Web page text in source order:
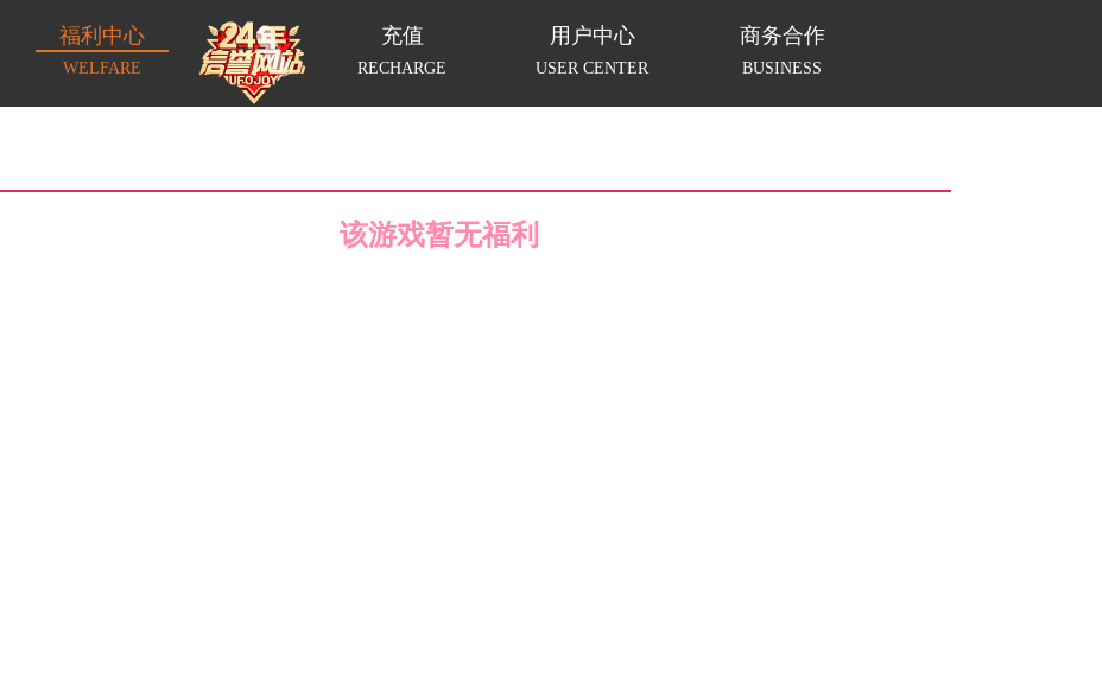
福利中心
WELFARE
充值
RECHARGE
用户中心
USER CENTER
商务合作
BUSINESS
该游戏暂无福利